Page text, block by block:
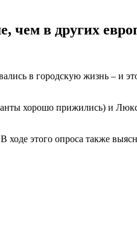
чем в других
в городскую жизнь – и
хорошо прижились) и
этого опроса также